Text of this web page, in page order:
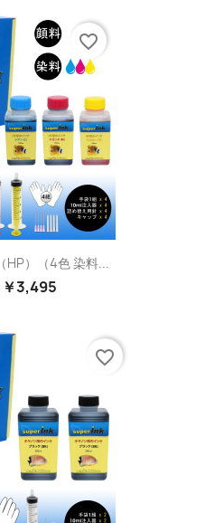
HP）（4色 染料...
￥3,495
favorite_border
favorite_border